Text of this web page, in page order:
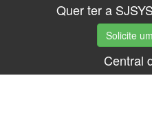
Quer ter a
Solicite
Central
(48)